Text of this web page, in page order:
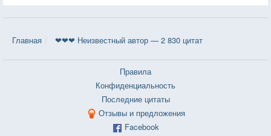
Главная ❤❤❤ Неизвестный автор — 2 830 цитат
Правила
Конфиденциальность
Последние цитаты
Отзывы и предложения
Facebook